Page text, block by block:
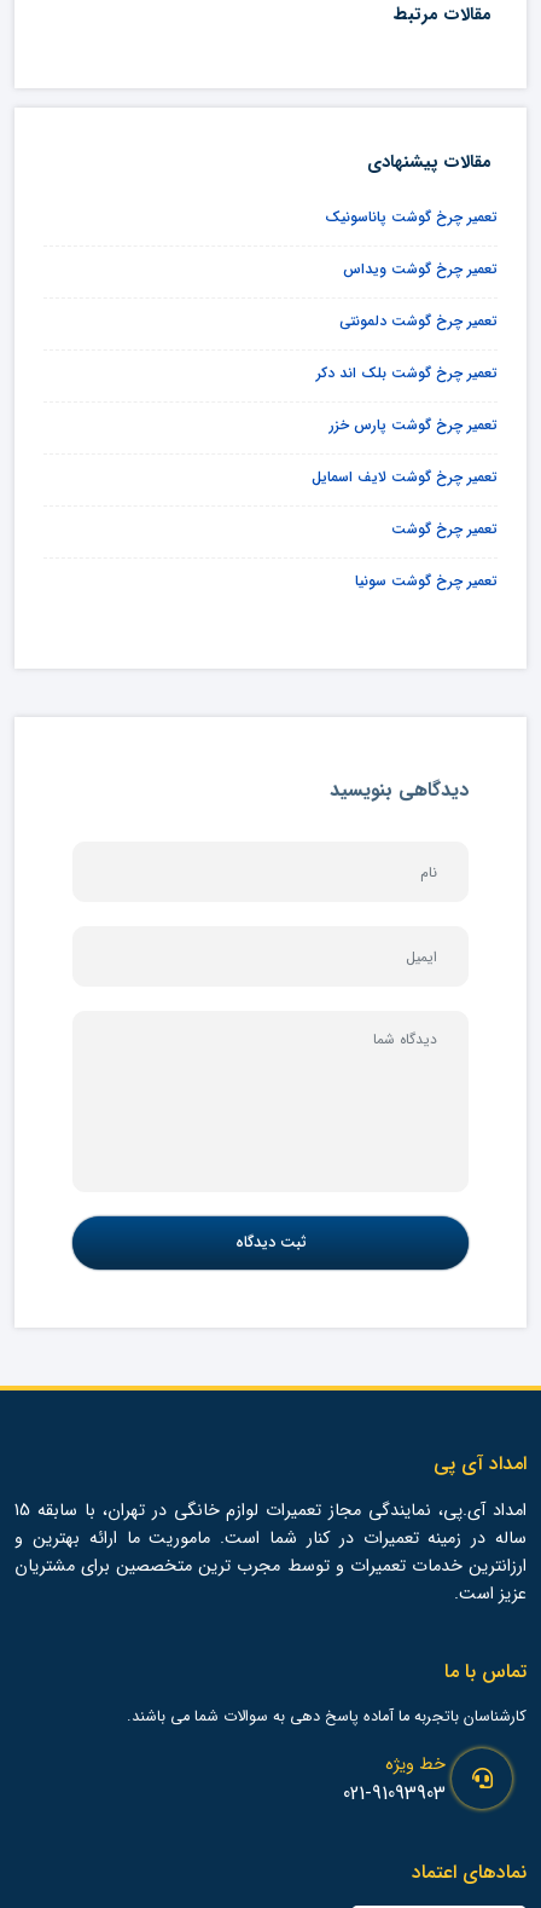
مقالات مرتبط
مقالات پیشنهادی
تعمیر چرخ گوشت پاناسونیک
تعمیر چرخ گوشت ویداس
تعمیر چرخ گوشت دلمونتی
تعمیر چرخ گوشت بلک اند دکر
تعمیر چرخ گوشت پارس خزر
تعمیر چرخ گوشت لایف اسمایل
تعمیر چرخ گوشت
تعمیر چرخ گوشت سونیا
دیدگاهی بنویسید
امداد آی پی
امداد آی.پی، نمایندگی مجاز تعمیرات لوازم خانگی در تهران، با سابقه 15
ساله در زمینه تعمیرات در کنار شما است. ماموریت ما ارائه بهترین و
ارزانترین خدمات تعمیرات و توسط مجرب ترین متخصصین برای مشتریان
عزیز است.
تماس با ما
کارشناسان باتجربه ما آماده پاسخ دهی به سوالات شما می باشند.
خط ویژه
021-91093903
نمادهای اعتماد